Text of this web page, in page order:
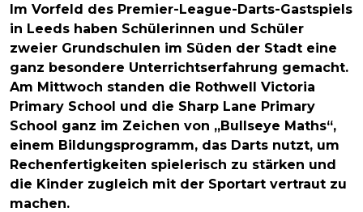
Im Vorfeld des Premier-League-Darts-Gastspiels
in Leeds haben Schülerinnen und Schüler
zweier Grundschulen im Süden der Stadt eine
ganz besondere Unterrichtserfahrung gemacht.
Am Mittwoch standen die Rothwell Victoria
Primary School und die Sharp Lane Primary
School ganz im Zeichen von „Bullseye Maths“,
einem Bildungsprogramm, das Darts nutzt, um
Rechenfertigkeiten spielerisch zu stärken und
die Kinder zugleich mit der Sportart vertraut zu
machen.